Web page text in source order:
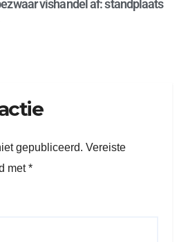
vishandel af: standplaats
gepubliceerd. Vereiste
met*